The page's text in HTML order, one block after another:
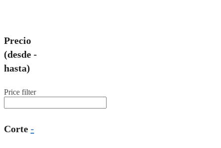
Precio
(desde -
hasta)
Price filter
Corte -